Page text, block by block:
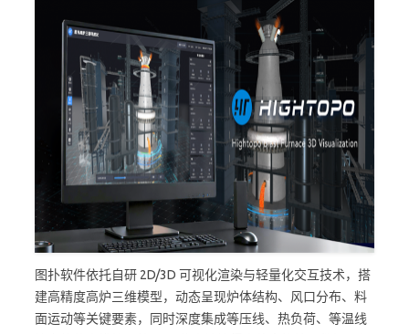
图扑软件依托自研 2D/3D 可视化渲染与轻量化交互技术，搭
建高精度高炉三维模型，动态呈现炉体结构、风口分布、料
面运动等关键要素，同时深度集成等压线、热负荷、等温线